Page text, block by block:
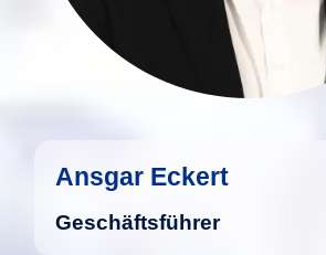
Ansgar Eckert
Geschäftsführer